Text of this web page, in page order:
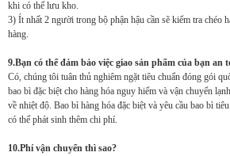
khi có thể lưu kho.
3) Ít nhất 2 người trong bộ phận hậu cần sẽ kiểm tra chéo
hàng.
9.Bạn có thể đảm bảo việc giao sản phẩm của bạn an
Có, chúng tôi tuân thủ nghiêm ngặt tiêu chuẩn đóng gói
bao bì đặc biệt cho hàng hóa nguy hiểm và vận chuyển
về nhiệt độ. Bao bì hàng hóa đặc biệt và yêu cầu bao bì
có thể phát sinh thêm chi phí.
10.Phí vận chuyển thì sao?